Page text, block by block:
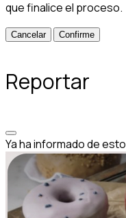
que finalice el proceso.
Confirme
Reportar
Ya ha informado de esto